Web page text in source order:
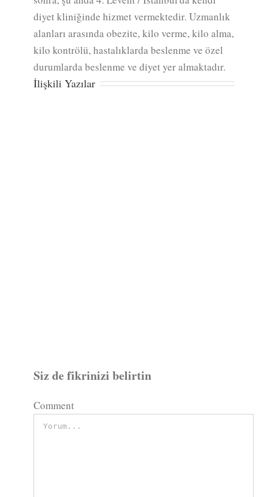
diyet kliniğinde hizmet vermektedir. Uzmanlık
alanları arasında obezite, kilo verme, kilo alma,
kilo kontrölü, hastalıklarda beslenme ve özel
durumlarda beslenme ve diyet yer almaktadır.
İlişkili Yazılar
Siz de fikrinizi belirtin
Comment